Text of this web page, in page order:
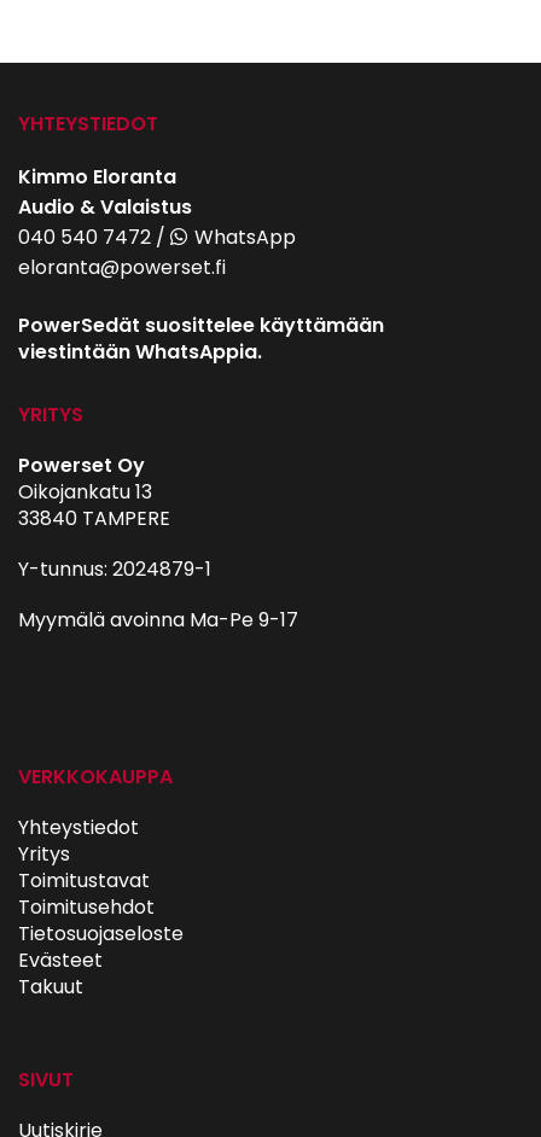
YHTEYSTIEDOT
Kimmo Eloranta
Audio & Valaistus
040 540 7472 /
WhatsApp
eloranta@powerset.fi
PowerSedät suosittelee käyttämään
viestintään WhatsAppia.
YRITYS
Powerset Oy
Oikojankatu 13
33840 TAMPERE
Y-tunnus: 2024879-1
Myymälä avoinna Ma-Pe 9-17
VERKKOKAUPPA
Yhteystiedot
Yritys
Toimitustavat
Toimitusehdot
Tietosuojaseloste
Evästeet
Takuut
SIVUT
Uutiskirje